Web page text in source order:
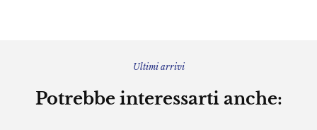
Ultimi arrivi
Potrebbe interessarti anche: